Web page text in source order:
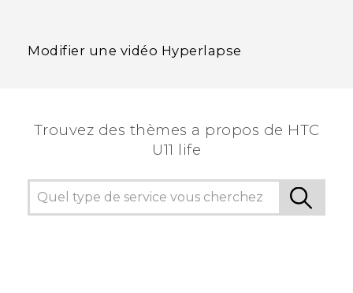
Modifier une vidéo Hyperlapse
Trouvez des thèmes a propos de HTC
U11 life